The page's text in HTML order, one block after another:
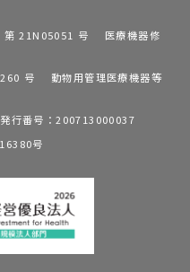
第 21N05051 号 医療機器修
号 動物用管理医療機器等
行番号：200713000037
号